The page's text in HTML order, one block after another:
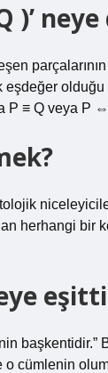
)’
eşdeğer
P ≡ Q veya P
herhangi
o cümlenin